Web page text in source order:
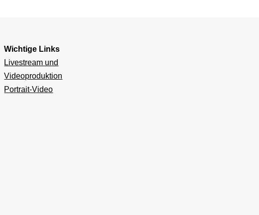
Wichtige Links
Livestream und
Videoproduktion
Portrait-Video